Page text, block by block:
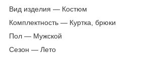
Вид изделия — Костюм
Комплектность — Куртка, брюки
Пол — Мужской
Сезон — Лето